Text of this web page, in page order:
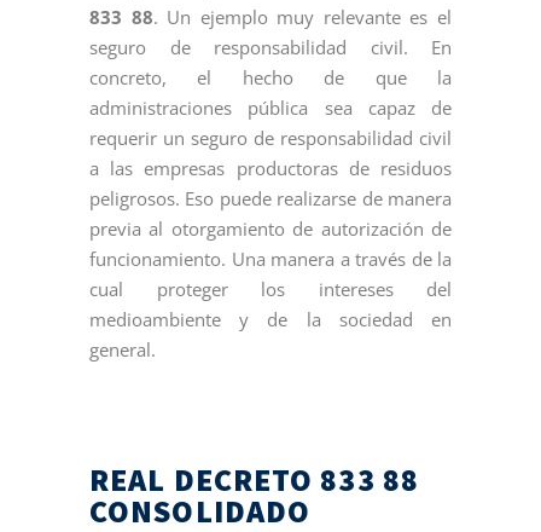
833 88. Un ejemplo muy relevante es el
seguro de responsabilidad civil. En
concreto, el hecho de que la
administraciones pública sea capaz de
requerir un seguro de responsabilidad civil
a las empresas productoras de residuos
peligrosos. Eso puede realizarse de manera
previa al otorgamiento de autorización de
funcionamiento. Una manera a través de la
cual proteger los intereses del
medioambiente y de la sociedad en
general.
REAL DECRETO 833 88
CONSOLIDADO